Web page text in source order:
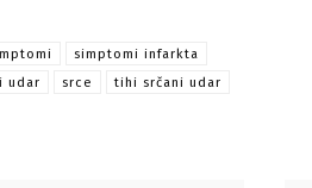
simptomi infarkta
udar srce
tihi srčani udar